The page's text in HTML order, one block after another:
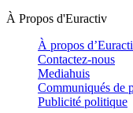
À Propos d'Euractiv
À propos
Contactez-nous
Mediahuis
Communiqués de
Publicité politique